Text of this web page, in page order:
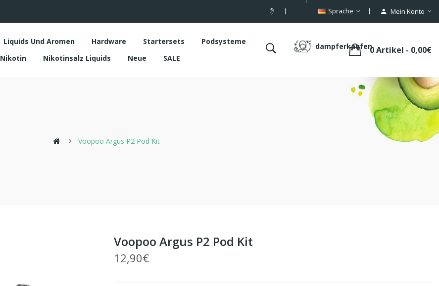
Sprache Mein Konto
Liquids Und Aromen Hardware Startersets
Podsysteme
Nikotin Nikotinsalz Liquids Neue SALE
dampferkaufen0 Artikel - 0,00€
Voopoo Argus P2 Pod Kit
Voopoo Argus P2 Pod Kit
12,90€